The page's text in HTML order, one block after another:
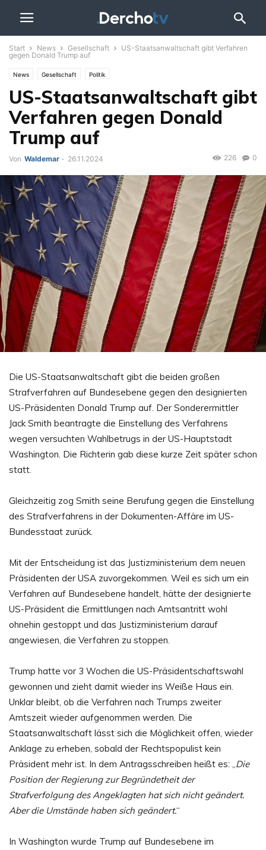
Start News Gesellschaft
US-Staatsanwaltschaft gibt Verfahren
gegen Donald Trump auf
News Gesellschaft Politik
US-Staatsanwaltschaft gibt
Verfahren gegen Donald
Trump auf
Von Waldemar - 26.11.2024 0
226
Die US-Staatsanwaltschaft gibt die beiden großen
Strafverfahren auf Bundesebene gegen den designierten
US-Präsidenten Donald Trump auf. Der Sonderermittler
Jack Smith beantragte die Einstellung des Verfahrens
wegen versuchten Wahlbetrugs in der US-Hauptstadt
Washington. Die Richterin gab diese kurze Zeit später schon
statt.
Gleichzeitig zog Smith seine Berufung gegen die Einstellung
des Strafverfahrens in der Dokumenten-Affäre im US-
Bundesstaat zurück.
Mit der Entscheidung ist das Justizministerium dem neuen
Präsidenten der USA zuvorgekommen. Weil es sich um ein
Verfahren auf Bundesebene handelt, hätte der designierte
US-Präsident die Ermittlungen nach Amtsantritt wohl
ohnehin gestoppt und das Justizministerium darauf
angewiesen, die Verfahren zu stoppen.
Trump hatte vor 3 Wochen die US-Präsidentschaftswahl
gewonnen und zieht damit wieder ins Weiße Haus ein.
Unklar bleibt, ob die Verfahren nach Trumps zweiter
Amtszeit wieder aufgenommen werden. Die
Staatsanwaltschaft lässt sich die Möglichkeit offen, wieder
Anklage zu erheben, sobald der Rechtspopulist kein
Präsident mehr ist. In dem Antragsschreiben heißt es: „Die
Position der Regierung zur Begründetheit der
Strafverfolgung des Angeklagten hat sich nicht geändert.
Aber die Umstände haben sich geändert.“
In Washington wurde Trump auf Bundesebene im